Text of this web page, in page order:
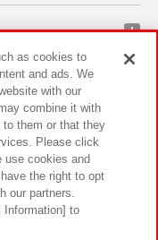
サイトポリシー
リティ方針と検証結果
as cookies to
and ads. We
with our
combine it with
to them or that they
Please click
use cookies and
the right to opt
our partners.
Information] to